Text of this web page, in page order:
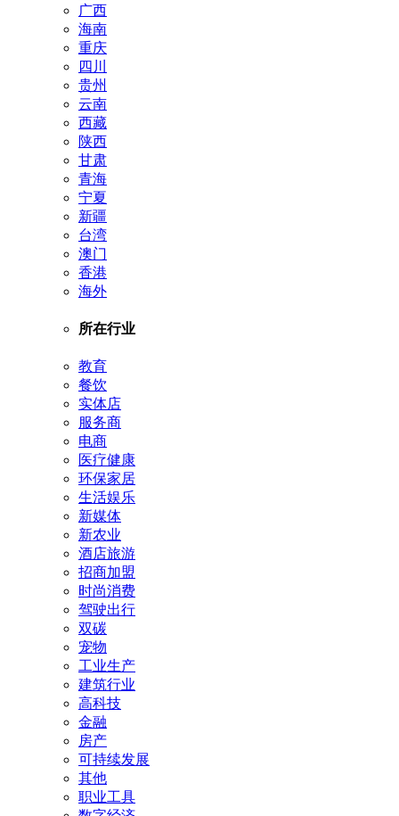
广西
海南
重庆
四川
贵州
云南
西藏
陕西
甘肃
青海
宁夏
新疆
台湾
澳门
香港
海外
所在行业
教育
餐饮
实体店
服务商
电商
医疗健康
环保家居
生活娱乐
新媒体
新农业
酒店旅游
招商加盟
时尚消费
驾驶出行
双碳
宠物
工业生产
建筑行业
高科技
金融
房产
可持续发展
其他
职业工具